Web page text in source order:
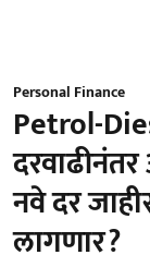
Personal Finance
Petrol-
नवे दर
लागणार?